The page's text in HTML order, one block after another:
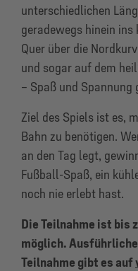
unterschiedlichen
geradewegs hinein
Quer über die
und sogar auf dem
– Spaß und Spannung
Ziel des Spiels ist es,
Bahn zu benötigen.
an den Tag legt,
Fußball-Spaß, ein
noch nie erlebt hast.
Die Teilnahme ist bis
möglich.
Teilnahme gibt es auf